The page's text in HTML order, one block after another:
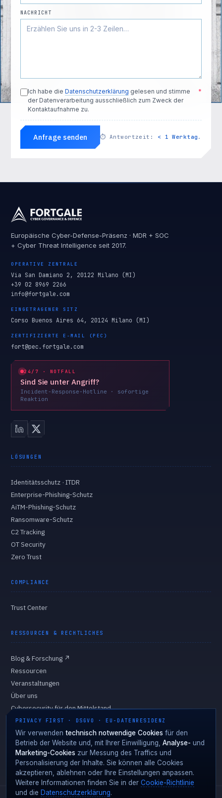
NACHRICHT
Ich habe die Datenschutzerklärung gelesen und stimme
der Datenverarbeitung ausschließlich zum Zweck der
Kontaktaufnahme zu.
*
Anfrage senden ⏱ Antwortzeit: < 1 Werktag .
Europäische Cyber-Defense-Präsenz · MDR + SOC
+ Cyber Threat Intelligence seit 2017.
OPERATIVE ZENTRALE
Via San Damiano 2, 20122 Milano (MI)
+39 02 8969 2266
info@fortgale.com
EINGETRAGENER SITZ
Corso Buenos Aires 64, 20124 Milano (MI)
ZERTIFIZIERTE E-MAIL (PEC)
fort@pec.fortgale.com
24/7 · NOTFALL
Sind Sie unter Angriff?
Incident-Response-Hotline · sofortige
Reaktion
LÖSUNGEN
Identitätsschutz · ITDR
Enterprise-Phishing-Schutz
AiTM-Phishing-Schutz
Ransomware-Schutz
C2 Tracking
OT Security
Zero Trust
COMPLIANCE
Trust Center
RESSOURCEN & RECHTLICHES
Blog & Forschung ↗
Ressourcen
Veranstaltungen
Über uns
Cybersecurity für den Mittelstand
Eigentümer & Vorstand
Datenschutzerklärung
Cookie-Richtlinie
Cookie-Einstellungen
PRIVACY FIRST · DSGVO · EU-DATENRESIDENZ
Wir verwenden technisch notwendige Cookies für den
Betrieb der Website und, mit Ihrer Einwilligung, Analyse- und
Marketing-Cookies zur Messung des Traffics und
Personalisierung der Inhalte. Sie können alle Cookies
akzeptieren, ablehnen oder Ihre Einstellungen anpassen.
Weitere Informationen finden Sie in der Cookie-Richtlinie
und die Datenschutzerklärung.